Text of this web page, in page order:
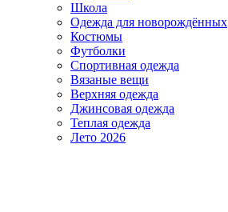
Школа
Одежда для новорождённых
Костюмы
Футболки
Спортивная одежда
Вязаные вещи
Верхняя одежда
Джинсовая одежда
Теплая одежда
Лето 2026